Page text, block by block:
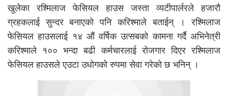
खुलेका रश्मिलाज फेसियल हाउस जस्ता व्यटीपार्लरले हजारौ
ग्रहकलाई सुन्दर बनाएको पनि करिश्माले बताईन् । रश्मिलाज
फेसियल हाउसलाई १४ औं वर्षिक उत्सबको कामना गर्दै अभिनेत्री
करिश्माले १०० भन्दा बढी कर्मचारलाई रोजगार दिएर रश्मिलाज
फेसियल हाउसले एउटा उधोगको रुपमा सेवा गरेको छ भनिन् ।